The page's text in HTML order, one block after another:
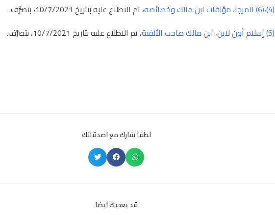
(4)،(6)
المرجا، مؤلفات ابن مالك وخصائصه، تم الاطلاع عليه بتاريخ 10/7/2021، بتصرُّف.
(5) إسلام أون لاين، ابن مالك صاحب الألفية، تم الاطلاع عليه بتاريخ 10/7/2021، بتصرُّف.
لطفا شارك مع اصدقائك
قد يعجبك ايضا